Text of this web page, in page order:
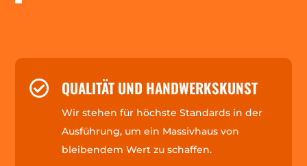
 QUALITÄT UND HANDWERKSKUNST
Wir stehen für höchste Standards in der
Ausführung, um ein Massivhaus von
bleibendem Wert zu schaffen.